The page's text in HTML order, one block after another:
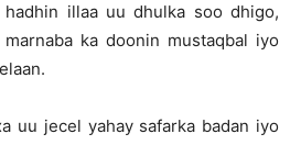
illaa uu dhulka soo dhigo,
ka doonin mustaqbal iyo
uu jecel yahay safarka badan iyo